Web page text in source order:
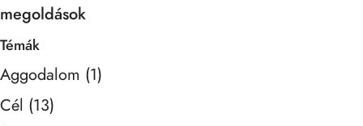
megoldások
Témák
Aggodalom (1)
Cél (13)